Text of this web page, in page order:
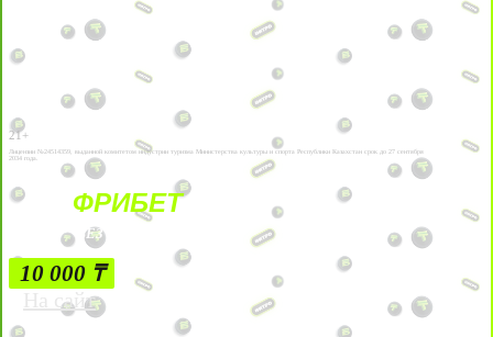
21+
Лицензии №24514359, выданной комитетом индустрии туризма Министерства культуры и спорта Республики Казахстан срок до 27 сентября
2034 года.
ФРИБЕТ
БЕЗ УСЛОВИЙ
10 000 ₸
На сайт